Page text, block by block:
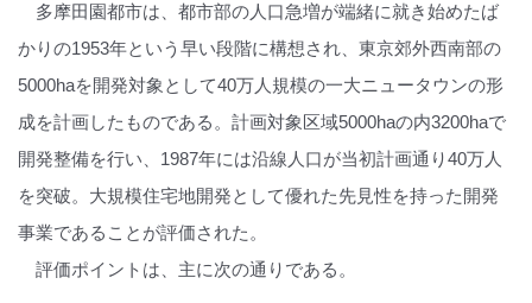
多摩田園都市は、都市部の人口急増が端緒に就き始めたば
かりの1953年という早い段階に構想され、東京郊外西南部の
5000haを開発対象として40万人規模の一大ニュータウンの形
成を計画したものである。計画対象区域5000haの内3200haで
開発整備を行い、1987年には沿線人口が当初計画通り40万人
を突破。大規模住宅地開発として優れた先見性を持った開発
事業であることが評価された。
評価ポイントは、主に次の通りである。